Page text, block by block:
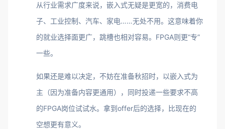
从行业需求广度来说，嵌入式无疑是更宽的，消费电
子、工业控制、汽车、家电……无处不用。这意味着你
的就业选择面更广，跳槽也相对容易。FPGA则更“专”
一些。
如果还是难以决定，不妨在准备秋招时，以嵌入式为
主（因为准备内容更通用），同时投递一些要求不高
的FPGA岗位试试水。拿到offer后的选择，比现在的
空想更有意义。